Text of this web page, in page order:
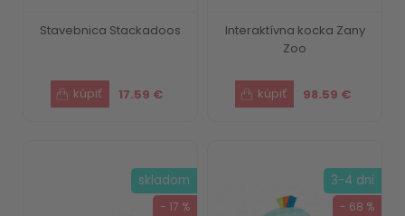
Stavebnica Stackadoos
17.59 €
Interaktívna kocka Zany
Zoo
98.59 €
skladom
- 17 %
3-4 dni
- 68 %